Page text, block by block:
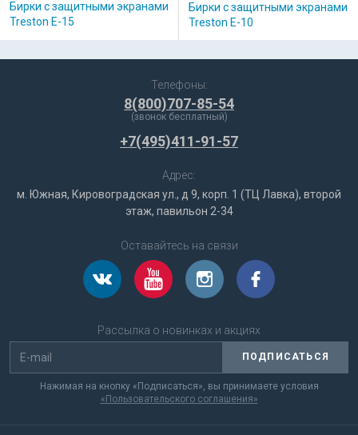
Бирки с защитными экранами
Treston E-15
Бирки с защитными экранами
Treston E-10
Телефоны:
8(800)707-85-54
(звонок бесплатный)
+7(495)411-91-57
Адрес:
м. Южная, Кировоградская ул., д 9, корп. 1 (ТЦ Лавка), второй
этаж, павильон 2-34
Оставайтесь на связи
Рассылка о новинках и акциях
ПОДПИСАТЬСЯ
Нажимая на кнопку «Подписаться», вы принимаете условия
«Пользовательского соглашения»